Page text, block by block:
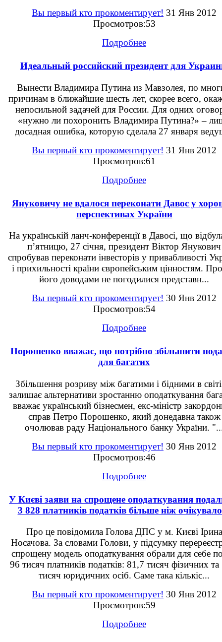
Вы первый кто прокоментирует! 31 Янв 2012
Просмотров:53
Подробнее
Идеальный российский президент для
Вынести Владимира Путина из Мавзолея, по
причинам в ближайшие шесть лет, скорее всего,
непосильной задачей для России. Для одних
«нужно ли похоронить Владимира Путина?» –
досадная ошибка, которую сделала 27 января
Вы первый кто прокоментирует! 31 Янв 2012
Просмотров:61
Подробнее
Януковичу не вдалося переконати Давос у
перспективах України
На українській ланч-конференції в Давосі, що
п’ятницю, 27 січня, президент Віктор Янукович
спробував переконати інвесторів у привабливості
і прихильності країни європейським цінностям.
його доводами не погодилися представн...
Вы первый кто прокоментирует! 30 Янв 2012
Просмотров:54
Подробнее
Порошенко вважає, що потрібно збільшити
для багатих
Збільшення розриву між багатими і бідними в
залишає альтернативи зростанню оподаткування
вважає український бізнесмен, екс-міністр
справ Петро Порошенко, який донедавна також
очолював раду Національного банку України.
Вы первый кто прокоментирует! 30 Янв 2012
Просмотров:46
Подробнее
У Києві заяви на спрощене оподаткування
3 828 платників податків більше ніж
Про це повідомила Голова ДПС у м. Києві Ірина
Носачова. За словами Голови, у підсумку
спрощену модель оподаткування обрали для себе
96 тисяч платників податків: 81,7 тисяч фізичних
тисяч юридичних осіб. Саме така кількіс...
Вы первый кто прокоментирует! 30 Янв 2012
Просмотров:59
Подробнее